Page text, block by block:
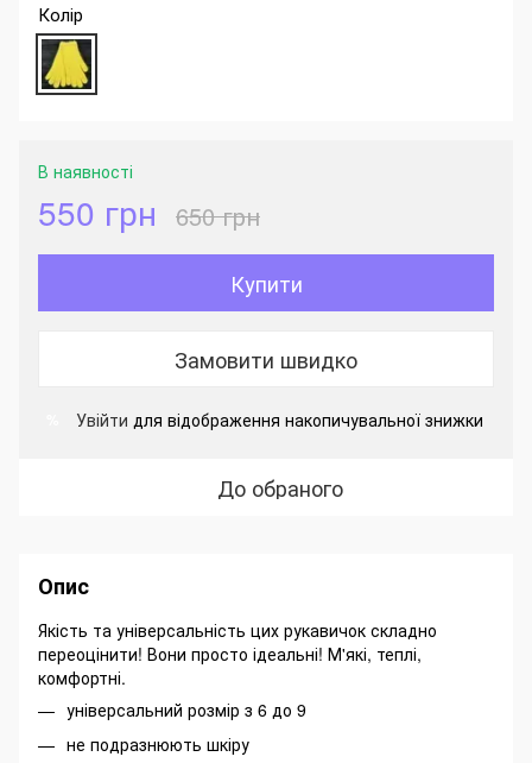
Колір
В наявності
550 грн 650 грн
Купити
Замовити швидко
Увійти для відображення накопичувальної знижки
До обраного
Опис
Якість та універсальність цих рукавичок складно
переоцінити! Вони просто ідеальні! М'які, теплі,
комфортні.
універсальний розмір з 6 до 9
не подразнюють шкіру